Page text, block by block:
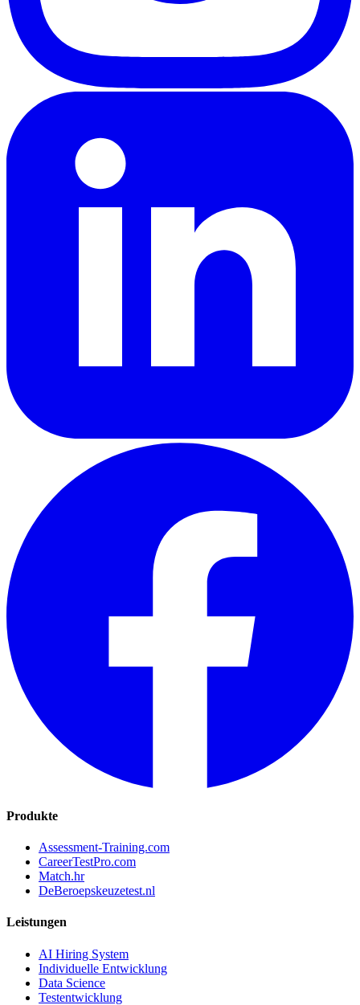
Produkte
Assessment-Training.com
CareerTestPro.com
Match.hr
DeBeroepskeuzetest.nl
Leistungen
AI Hiring System
Individuelle Entwicklung
Data Science
Testentwicklung